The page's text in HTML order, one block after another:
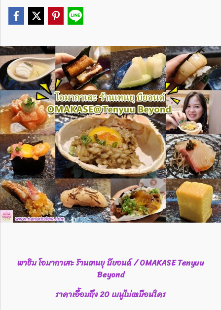
พาชิม โอมากาเสะ ร้านเทนยุ บียอนด์ / OMAKASE Tenyuu
Beyond
ราคาเอื้อมถึง 20 เมนูไม่เหมือนใคร